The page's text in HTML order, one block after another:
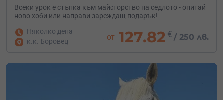
Всеки урок е стъпка към майсторство на седлото - опитай
ново хоби или направи зареждащ подарък!
Няколко дена
к.к. Боровец
от 127.82 € /250 лв.